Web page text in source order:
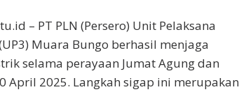
– PT PLN (Persero) Unit Pelaksana
Muara Bungo berhasil menjaga
selama perayaan Jumat Agung dan
April 2025. Langkah sigap ini merupakan